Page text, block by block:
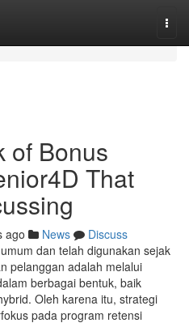
of Bonus
That
ago News
Discuss
dan telah digunakan sejak
pelanggan adalah melalui
berbagai bentuk, baik
Oleh karena itu, strategi
pada program retensi